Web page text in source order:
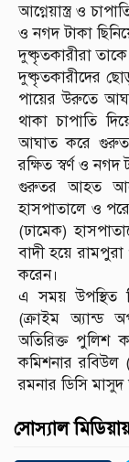
আগ্নেয়াস্ত্র ও
ও নগদ টাকা
দুষ্কৃতকারীরা
দুষ্কৃতকারীদের
পায়ের উরুতে
থাকা চাপাতি
আঘাত করে
রক্ষিত স্বর্ণ ও নগদ
গুরুতর আহত
হাসপাতালে ও
(ঢামেক)
বাদী হয়ে
করেন।
এ সময় উপস্থিত
(ক্রাইম
অতিরিক্ত পুলিশ
কমিশনার রবিউল
রমনার ডিসি
সোস্যাল